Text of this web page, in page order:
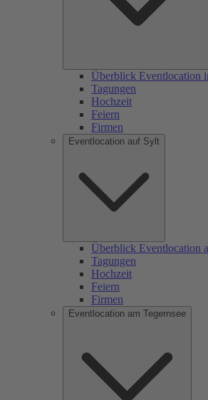
Überblick Eventlocation
Tagungen
Hochzeit
Feiern
Firmen
Eventlocation auf Sylt
Überblick Eventlocation
Tagungen
Hochzeit
Feiern
Firmen
Eventlocation am Tegernsee